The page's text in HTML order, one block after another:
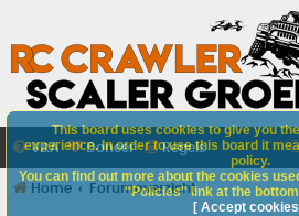
V&A Doneer Regels
Home Forumoverzicht
This board uses cookies to give you
experience. In order to use this board it
policy.
You can find out more about the cookies
"Policies" link at the
[ Accept cookies